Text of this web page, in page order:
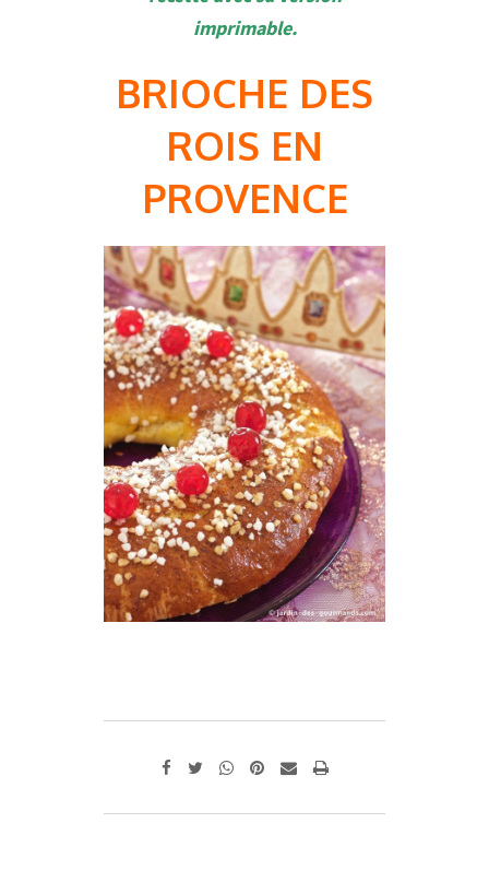
imprimable.
BRIOCHE DES
ROIS EN
PROVENCE
WhatsappPinterest
SharePrint